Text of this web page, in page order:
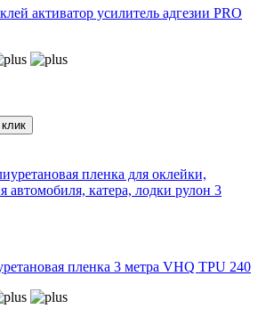
активатор усилитель адгезии PRO
пленка 3 метра VHQ TPU 240